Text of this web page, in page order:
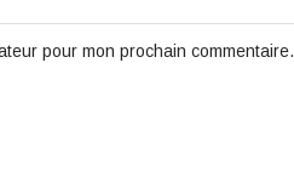
pour mon prochain commentaire.